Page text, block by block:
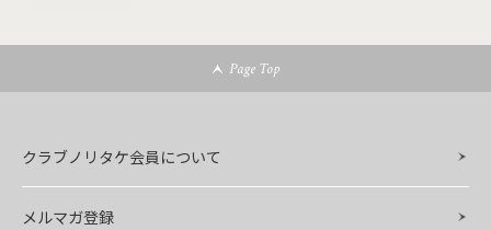
Page Top
クラブノリタケ会員について
メルマガ登録